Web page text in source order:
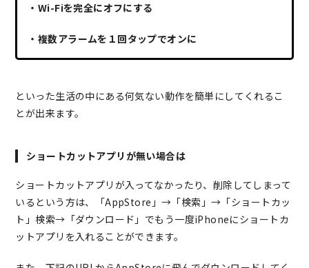
・Wi-Fiを完全にオフにする
・複数アラームを１回タップでオンに
といった生活の中にある何気ない動作を簡単にしてくれるこ
とが出来ます。
ショートカットアプリが無い場合は
ショートカットアプリが入ってなかったり、削除してしまって
いるという方は、「AppStore」→「検索」→「ショートカッ
ト」検索→「ダウンロード」でもう一度iPhoneにショートカ
ットアプリを入れることができます。